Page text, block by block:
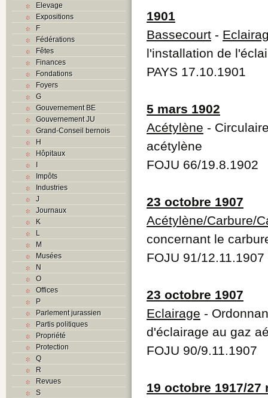
Elevage
Expositions
F
Fédérations
Fêtes
Finances
Fondations
Foyers
G
Gouvernement BE
Gouvernement JU
Grand-Conseil bernois
H
Hôpitaux
I
Impôts
Industries
J
Journaux
K
L
M
Musées
N
O
Offices
P
Parlement jurassien
Partis politiques
Propriété
Protection
Q
R
Revues
S
1901
Bassecourt -
l'installation de
PAYS 17.10.1901
5 mars 1902
Acétylène -
acétylène
FOJU 66/19.8.1902
23 octobre 1907
Acétylène/Carbure/
concernant le
FOJU 91/12.11.1907
23 octobre 1907
Eclairage -
d'éclairage au gaz
FOJU 90/9.11.1907
19 octobre 1917/27